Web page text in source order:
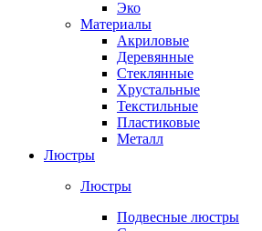
Эко
Материалы
Акриловые
Деревянные
Стеклянные
Хрустальные
Текстильные
Пластиковые
Металл
Люстры
Люстры
Подвесные люстры